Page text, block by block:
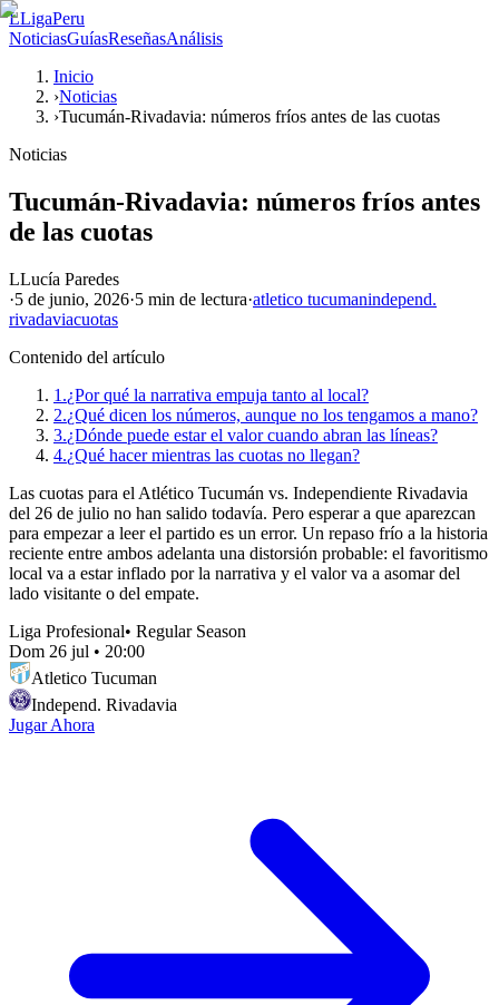
LLigaPeru
NoticiasGuíasReseñasAnálisis
Inicio
›Noticias
›Tucumán-Rivadavia: números fríos antes de las cuotas
Noticias
Tucumán-Rivadavia: números fríos antes
de las cuotas
LLucía Paredes
·5 de junio, 2026·5 min de lectura·atletico tucumanindepend.
rivadaviacuotas
Contenido del artículo
1.¿Por qué la narrativa empuja tanto al local?
2.¿Qué dicen los números, aunque no los tengamos a mano?
3.¿Dónde puede estar el valor cuando abran las líneas?
4.¿Qué hacer mientras las cuotas no llegan?
Las cuotas para el Atlético Tucumán vs. Independiente Rivadavia
del 26 de julio no han salido todavía. Pero esperar a que aparezcan
para empezar a leer el partido es un error. Un repaso frío a la historia
reciente entre ambos adelanta una distorsión probable: el favoritismo
local va a estar inflado por la narrativa y el valor va a asomar del
lado visitante o del empate.
Liga Profesional• Regular Season
Dom 26 jul • 20:00
Atletico Tucuman
Independ. Rivadavia
Jugar Ahora